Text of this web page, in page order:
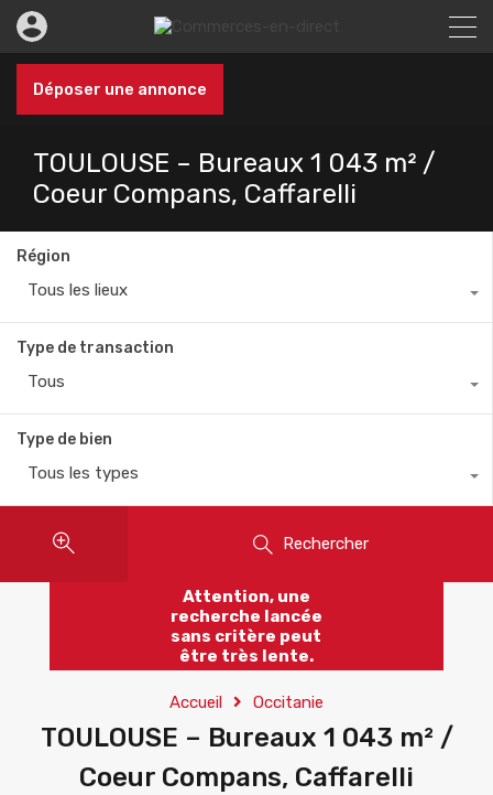
Déposer une annonce
TOULOUSE – Bureaux 1 043 m² /
Coeur Compans, Caffarelli
Région
Tous les lieux
Type de transaction
Tous
Type de bien
Tous les types
Rechercher
Attention, une
recherche lancée
sans critère peut
être très lente.
Accueil Occitanie
TOULOUSE – Bureaux 1 043 m² /
Coeur Compans, Caffarelli